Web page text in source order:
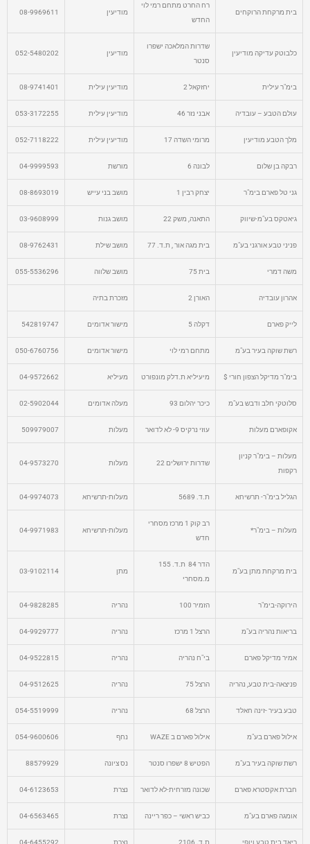
בית מרקחת הרוקחים
רח החרט מתחם רמי לוי
החדש
מודיעין 08-9969611
כלבוטק עדיקה מודיעין
שדרות המלאכה ישפרו
סנטר
מודיעין 052-5480202
בימ"ר עילית יחזקאל 2 מודיעין עילית 08-9741401
עולם הטבע – עובדיה אבני נזר 46 מודיעין עילית 053-3172255
מלך הטבע מודיעין מרומי השדה 17 מודיעין עילית 052-7118222
רבקה בן שלום לבונה 6 מורשת 04-9999593
גני טל פארם בימ"ר יצחק רבין 1 מושב בני עייש 08-8693019
גיאטקס בע"מ-שיווק התאנה, משק 22 מושב גנות 03-9608999
פניני טבע אורגני בע"מ בית מגה אור , ת.ד. 77 מושב שילת 08-9762431
משה דמרי בית 75 מושב שלווה 055-5536296
אהרון עובדיה האורן 2 מזכרת בתיה
לייק פארם דקלה 5 מישור אדומים 542819747
רשת שוקה בעיר בע"מ מתחם רמי לוי מישור אדומים 050-6760756
בימ"ר מדיקל הצפון חורי $ מיעיליא ת.דלק מונפורט מעיליא 04-9572662
סלוטקי חלב ודבש בע"מ כיכר יהלום 93 מעלה אדומים 02-5902044
אקופארם מעלות עוזי נרקיס 9- לא לדואר מעלות 509979007
מעלות – בימ"ר קניון
רקפות
שדרות ירושלים 22 מעלות 04-9573270
הגליל בימ"ר- תרשיחא ת.ד. 5689 מעלות-תרשיחא 04-9974073
מעלות – בימ"ר*
רב קוק 1 מרכז מסחרי
חדש
מעלות-תרשיחא 04-9971983
בית מרקחת מתן בע"מ
הדר 84 ת.ד. 155
מ.מסחרי
מתן 03-9102114
הירוקה-בימ"ר הזמיר 100 נהריה 04-9828285
בריאות נהריה בע"מ הרצל 1 מרכז נהריה 04-9929777
אמיר מדיקל פארם בי"ח נהריה נהריה 04-9522815
פניצאה-בית טבע, נהריה הרצל 75 נהריה 04-9512625
טבע בעיר -זינה חאלד הרצל 68 נהריה 054-5519999
אילול פארם בע"מ אילול פארם ב WAZE נחף 054-9600606
רשת שוקה בעיר בע"מ הפטיש 8 ישפרו סנטר נס ציונה 88579929
חברת אקסטרא פארם שכונה מזרחית-לא לדואר נצרת 04-6123653
אומגה פארם בע"מ כביש ראשי – כפר ריינה נצרת 04-6563465
ריאד בית טבע ויופי ת.ד. 2106 נצרת 04-6455292